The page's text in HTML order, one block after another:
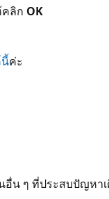
ลิก OK
ค่ะ
อื่น ๆ ที่ประสบปัญ